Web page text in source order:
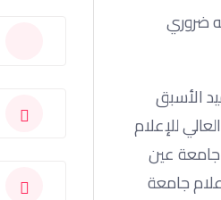
ضروري
الأسبق
للإعلام
جامعة عين
جامعة